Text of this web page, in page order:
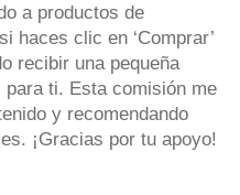
a productos de
haces clic en ‘Comprar’
recibir una pequeña
ti. Esta comisión me
y recomendando
¡Gracias por tu apoyo!